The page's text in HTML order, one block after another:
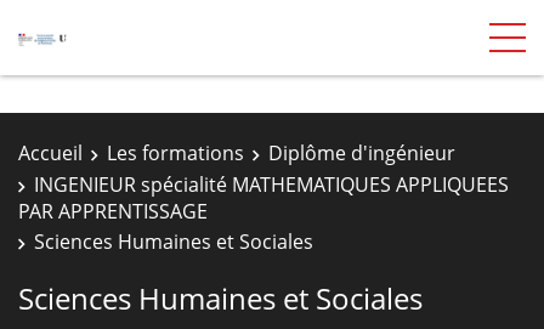
Accueil Les formations
Diplôme d'ingénieur
INGENIEUR spécialité MATHEMATIQUES APPLIQUEES
PAR APPRENTISSAGE
Sciences Humaines et Sociales
Sciences Humaines et Sociales